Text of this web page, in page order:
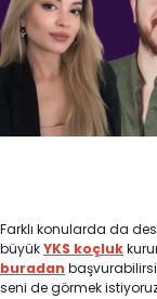
Farklı konularda da
büyükYKS koçluk
buradan
seni de görmek